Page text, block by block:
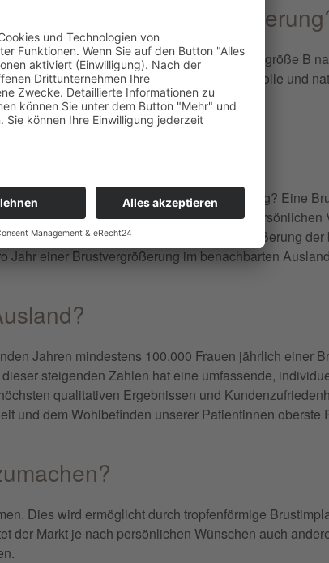
bei der
Beinahe genauso häufig wird Körbchengröße B
C mit dem Wunsch nachgefragt, eine volle und
noch seltener gewünscht.
Bruststraffung? Eine Brustverkleinerung? Eine
der individuelle Befund und die persönlichen
Eingriffen jährlich ist die Brustvergrößerung
Jahr einer Brustvergrößerung im benachbarten
Jahren mindestens 100.000 Frauen jährlich einer
steigenden Zahlen hat eine umfassende,
qualitativen Ergebnissen und
und dem Wohlbefinden unserer Patientinnen oberste
Dies wird ermöglicht durch tropfenförmige
Markt je nach persönlichen Wünschen auch